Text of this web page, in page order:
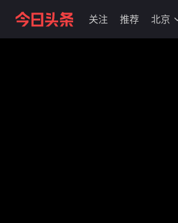
关注 推荐 北京